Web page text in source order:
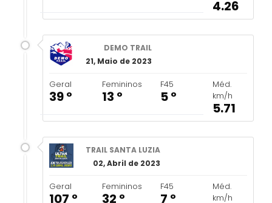
4.26
DEMO TRAIL
21, Maio de 2023
Geral
39 º
Femininos
13 º
F45
5 º
Méd.
km/h
5.71
TRAIL SANTA LUZIA
02, Abril de 2023
Geral
107 º
Femininos
32 º
F45
7 º
Méd.
km/h